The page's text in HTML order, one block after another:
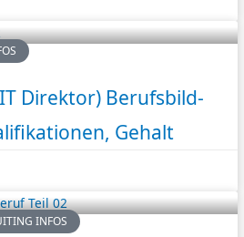
Direktor) Berufsbild-
Gehalt
INFOS